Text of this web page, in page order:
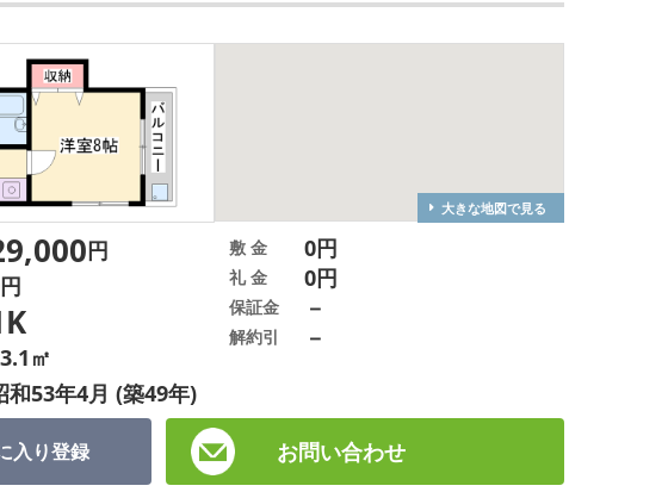
大きな地図で見る
入り登録 お問い合わせ
円
㎡
和53年4月 (築49年)
敷 金 0円
礼 金 0円
保証金 －
解約引 －